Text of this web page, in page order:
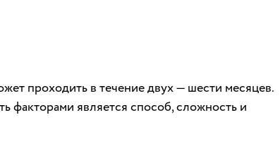
проходить в течение двух — шести месяцев.
является способ, сложность и